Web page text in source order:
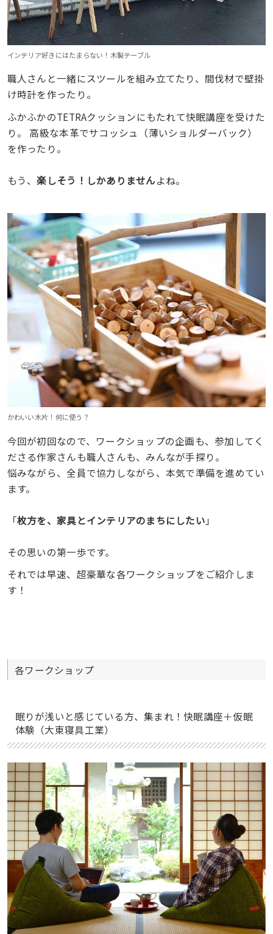
インテリア好きにはたまらない！木製テーブル
職人さんと一緒にスツールを組み立てたり、間伐材で壁掛
け時計を作ったり。
ふかふかのTETRAクッションにもたれて快眠講座を受けた
り。 高級な本革でサコッシュ（薄いショルダーバック）
を作ったり。
もう、楽しそう！しかありませんよね。
かわいい木片！何に使う？
今回が初回なので、ワークショップの企画も、参加してく
ださる作家さんも職人さんも、みんなが手探り。
悩みながら、全員で協力しながら、本気で準備を進めてい
ます。
「枚方を、家具とインテリアのまちにしたい 」
その思いの第一歩です。
それでは早速、超豪華な各ワークショップをご紹介しま
す！
各ワークショップ
眠りが浅いと感じている方、集まれ！快眠講座＋仮眠
体験（大東寝具工業）